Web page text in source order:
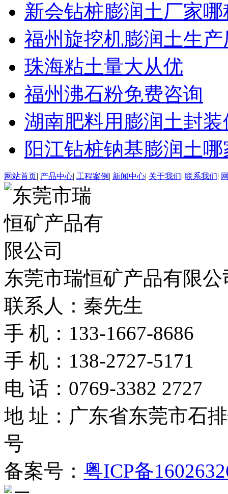
新会钻桩膨润土厂家哪
福州旋挖机膨润土生
珠海粘土量大从优
福州沸石粉免费咨询
湖南肥料用膨润土封装
阳江钻桩钠基膨润土
网站首页| 产品中心| 工程案例 | 新闻中心| 关于我们| 联系我们|
东莞市瑞恒矿产品有限
联系人：秦先生
手 机：133-1667-8686
手 机：138-2727-5171
电 话：0769-3382 2727
地 址：广东省东莞市石
号
备案号： 粤ICP备